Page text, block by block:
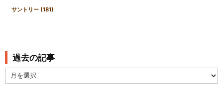
サントリー (181)
過去の記事
去